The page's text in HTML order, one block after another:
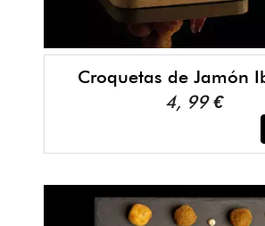
Croquetas de Jamón
4, 99 €